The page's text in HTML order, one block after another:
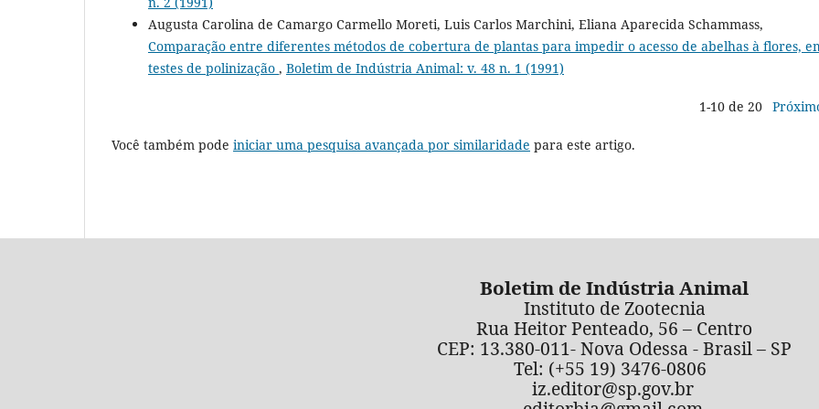
Augusta Carolina de Camargo Carmello Moreti, Luis Carlos Marchini, Eliana Aparecida Schammass,
Comparação entre diferentes métodos de cobertura de plantas para impedir o acesso de abelhas à flores,
testes de polinização , Boletim de Indústria Animal: v. 48 n. 1 (1991)
1-10 de 20
Você também pode iniciar uma pesquisa avançada por similaridade para este artigo.
Boletim de Indústria Animal
Instituto de Zootecnia
Rua Heitor Penteado, 56 – Centro
CEP: 13.380-011- Nova Odessa - Brasil – SP
Tel: (+55 19) 3476-0806
iz.editor@sp.gov.br